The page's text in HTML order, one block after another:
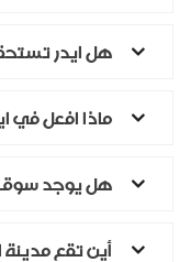
هل ايدر
ماذا افعل في
هل يوجد
أين تقع مدينة